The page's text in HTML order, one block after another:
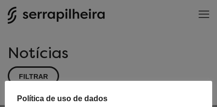
Notícias
FILTRAR
Política de uso de dados